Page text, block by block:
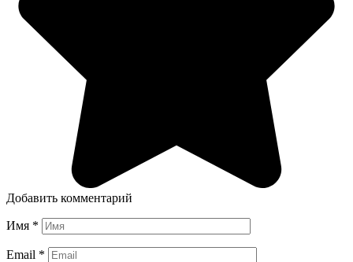
Добавить комментарий
Имя *
Email *